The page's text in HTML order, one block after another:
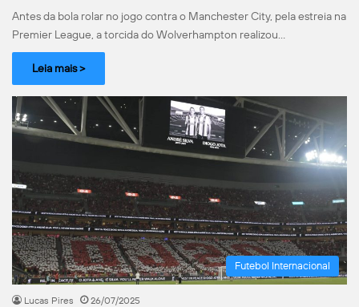
Antes da bola rolar no jogo contra o Manchester City, pela estreia na
Premier League, a torcida do Wolverhampton realizou…
Leia mais >
Futebol Internacional
Lucas Pires 26/07/2025